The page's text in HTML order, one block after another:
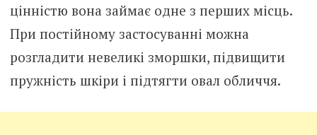
цінністю вона займає одне з перших місць.
При постійному застосуванні можна
розгладити невеликі зморшки, підвищити
пружність шкіри і підтягти овал обличчя.